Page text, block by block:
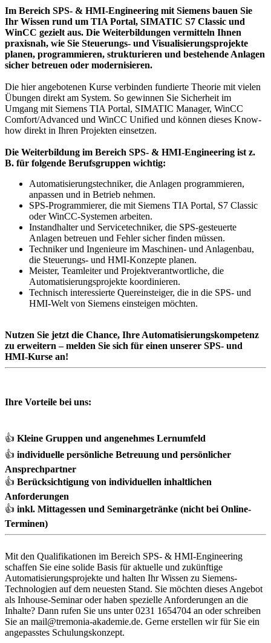
Im Bereich SPS- & HMI-Engineering mit Siemens bauen Sie
Ihr Wissen rund um TIA Portal, SIMATIC S7 Classic und
WinCC gezielt aus. Die Weiterbildungen vermitteln Ihnen
praxisnah, wie Sie Steuerungs- und Visualisierungsprojekte
planen, programmieren, strukturieren und bestehende Anlagen
sicher betreuen oder modernisieren.
Die hier angebotenen Kurse verbinden fundierte Theorie mit vielen
Übungen direkt am System. So gewinnen Sie Sicherheit im
Umgang mit Siemens TIA Portal, SIMATIC Manager, WinCC
Comfort/Advanced und WinCC Unified und können dieses Know-
how direkt in Ihren Projekten einsetzen.
Die Weiterbildung im Bereich SPS- & HMI-Engineering ist z.
B. für folgende Berufsgruppen wichtig:
Automatisierungstechniker, die Anlagen programmieren,
anpassen und in Betrieb nehmen.
SPS-Programmierer, die mit Siemens TIA Portal, S7 Classic
oder WinCC-Systemen arbeiten.
Instandhalter und Servicetechniker, die SPS-gesteuerte
Anlagen betreuen und Fehler sicher finden müssen.
Techniker und Ingenieure im Maschinen- und Anlagenbau,
die Steuerungs- und HMI-Konzepte planen.
Meister, Teamleiter und Projektverantwortliche, die
Automatisierungsprojekte koordinieren.
Technisch interessierte Quereinsteiger, die in die SPS- und
HMI-Welt von Siemens einsteigen möchten.
Nutzen Sie jetzt die Chance, Ihre Automatisierungskompetenz
zu erweitern – melden Sie sich für einen unserer SPS- und
HMI-Kurse an!
Ihre Vorteile bei uns:
👍 Kleine Gruppen und angenehmes Lernumfeld
👍 individuelle persönliche Betreuung und persönlicher
Ansprechpartner
👍 Berücksichtigung von individuellen inhaltlichen
Anforderungen
👍 inkl. Mittagessen und Seminargetränke (nicht bei Online-
Terminen)
Mit den Qualifikationen im Bereich SPS- & HMI-Engineering
schaffen Sie eine solide Basis für aktuelle und zukünftige
Automatisierungsprojekte und halten Ihr Wissen zu Siemens-
Technologien auf dem neuesten Stand. Sie möchten dieses Angebot
als Inhouse-Seminar oder haben spezielle Anforderungen an die
Inhalte? Dann rufen Sie uns unter 0231 1654704 an oder schreiben
Sie an mail@tremonia-akademie.de. Gerne erstellen wir für Sie ein
angepasstes Schulungskonzept.